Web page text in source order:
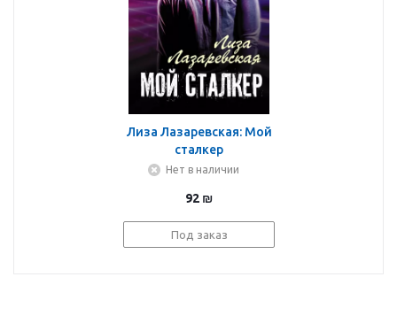
Лиза Лазаревская: Мой
сталкер
Нет в наличии
92 ₪
Под заказ